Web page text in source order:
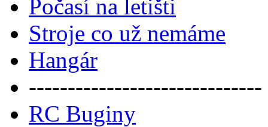
Počasí na letišti
Stroje co už nemáme
Hangár
------------------------------
RC Buginy